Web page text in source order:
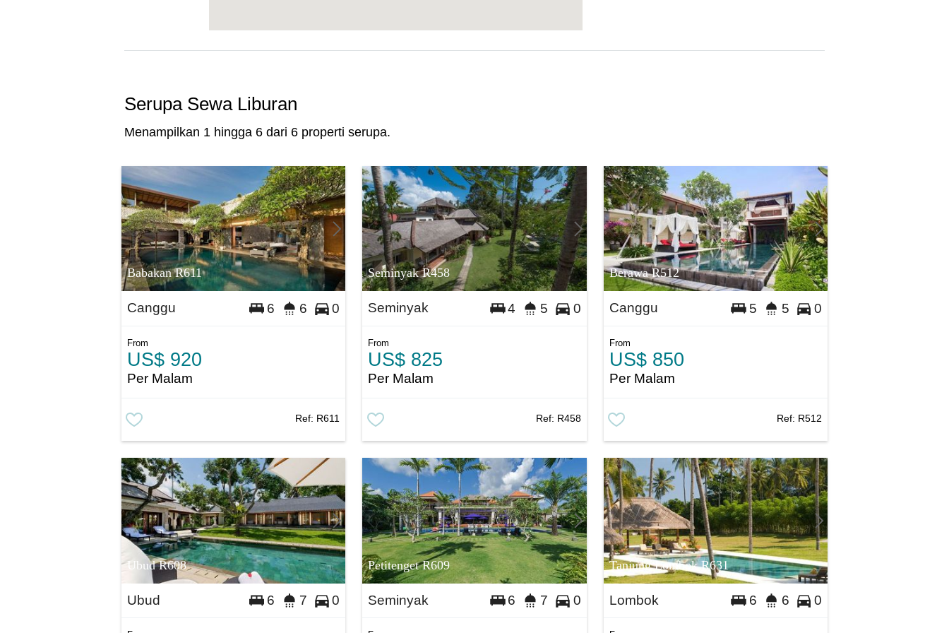
Serupa Sewa Liburan
Menampilkan 1 hingga 6 dari 6 properti serupa.
Babakan R611
Canggu 6 6 0
From
US$ 920
Per Malam
Ref: R611
Seminyak R458
Seminyak 4 5 0
From
US$ 825
Per Malam
Ref: R458
Berawa R512
Canggu 5 5 0
From
US$ 850
Per Malam
Ref: R512
Ubud R608
Ubud 6 7 0
Petitenget R609
Seminyak 6 7 0
Tanjung Lombok R631
Lombok 6 6 0